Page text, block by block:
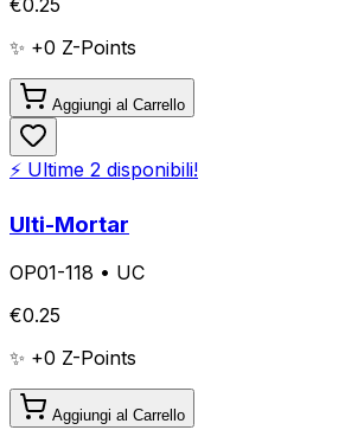
€0.25
✨ +0 Z-Points
Aggiungi al Carrello
⚡ Ultime 2 disponibili!
Ulti-Mortar
OP01-118 • UC
€0.25
✨ +0 Z-Points
Aggiungi al Carrello